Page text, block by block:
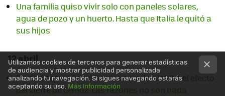
Una familia quiso vivir solo con paneles solares,
agua de pozo y un huerto. Hasta que Italia le quitó a
sus hijos
12 abril
Es cierto que aún no hemos notado al 100% el efecto
del cierre de Ormuz. Las razones no son nada
Utilizamos cookies de terceros para generar estadísticas
de audiencia y mostrar publicidad personalizada
analizando tu navegación. Si sigues navegando estarás
aceptando su uso.Más información